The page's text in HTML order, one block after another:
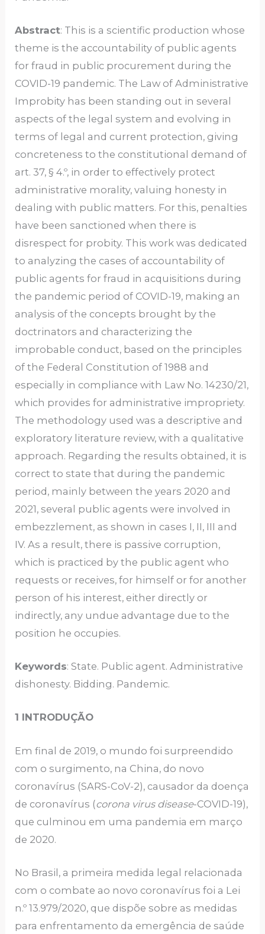
Abstract: This is a scientific production whose
theme is the accountability of public agents
for fraud in public procurement during the
COVID-19 pandemic. The Law of Administrative
Improbity has been standing out in several
aspects of the legal system and evolving in
terms of legal and current protection, giving
concreteness to the constitutional demand of
art. 37, § 4.º, in order to effectively protect
administrative morality, valuing honesty in
dealing with public matters. For this, penalties
have been sanctioned when there is
disrespect for probity. This work was dedicated
to analyzing the cases of accountability of
public agents for fraud in acquisitions during
the pandemic period of COVID-19, making an
analysis of the concepts brought by the
doctrinators and characterizing the
improbable conduct, based on the principles
of the Federal Constitution of 1988 and
especially in compliance with Law No. 14230/21,
which provides for administrative impropriety.
The methodology used was a descriptive and
exploratory literature review, with a qualitative
approach. Regarding the results obtained, it is
correct to state that during the pandemic
period, mainly between the years 2020 and
2021, several public agents were involved in
embezzlement, as shown in cases I, II, III and
IV. As a result, there is passive corruption,
which is practiced by the public agent who
requests or receives, for himself or for another
person of his interest, either directly or
indirectly, any undue advantage due to the
position he occupies.
Keywords: State. Public agent. Administrative
dishonesty. Bidding. Pandemic.
1 INTRODUÇÃO
Em final de 2019, o mundo foi surpreendido
com o surgimento, na China, do novo
coronavírus (SARS-CoV-2), causador da doença
de coronavírus (corona virus disease-COVID-19),
que culminou em uma pandemia em março
de 2020.
No Brasil, a primeira medida legal relacionada
com o combate ao novo coronavírus foi a Lei
n.º 13.979/2020, que dispõe sobre as medidas
para enfrentamento da emergência de saúde